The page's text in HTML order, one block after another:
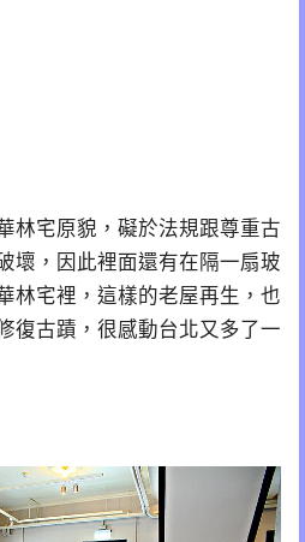
林宅原貌，礙於法規跟尊重古
壞，因此裡面還有在隔一扇玻
林宅裡，這樣的老屋再生，也
復古蹟，很感動台北又多了一